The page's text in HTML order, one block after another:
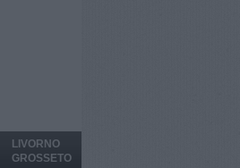
LIVORNO
GROSSETO